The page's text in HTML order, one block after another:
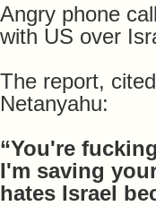
Angry phone
with US over
The report,
Netanyahu:
“You're
I'm saving
hates Israel